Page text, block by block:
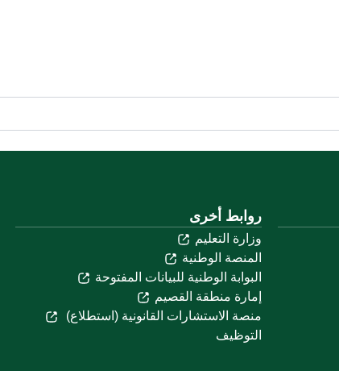
روابط أخرى
وزارة التعليم
المنصة الوطنية
البوابة الوطنية للبيانات المفتوحة
إمارة منطقة القصيم
منصة الاستشارات القانونية (استطلاع)
التوظيف